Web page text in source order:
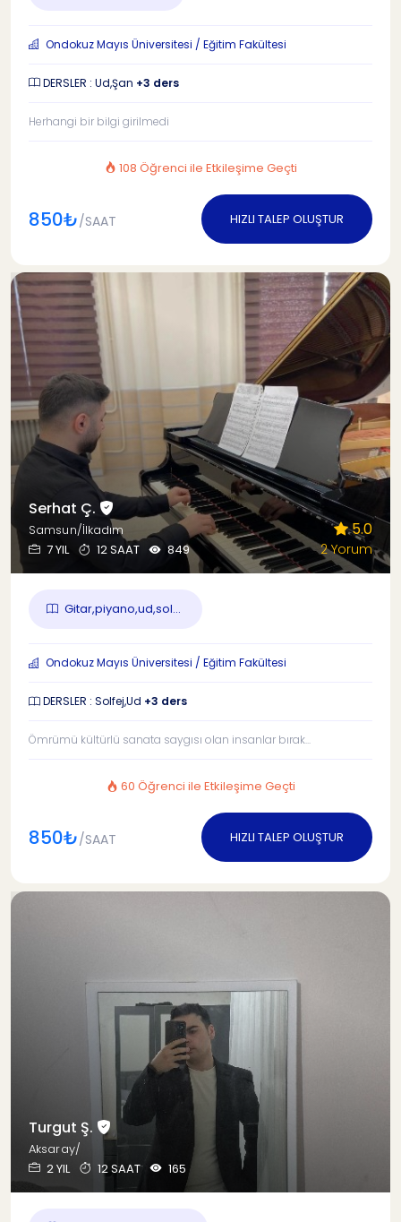
Ondokuz Mayıs Üniversitesi / Eğitim Fakültesi
DERSLER : Ud,Şan +3 ders
Herhangi bir bilgi girilmedi
108 Öğrenci ile Etkileşime Geçti
850₺/SAAT HIZLI TALEP OLUŞTUR
Serhat Ç.
Samsun/İlkadım
7 YIL
12 SAAT 849
5.0
2 Yorum
Gitar,piyano,ud,sol...
Ondokuz Mayıs Üniversitesi / Eğitim Fakültesi
DERSLER : Solfej,Ud +3 ders
Ömrümü kültürlü sanata saygısı olan insanlar bırak...
60 Öğrenci ile Etkileşime Geçti
850₺/SAAT HIZLI TALEP OLUŞTUR
Turgut Ş.
Aksaray/
2 YIL
12 SAAT 165